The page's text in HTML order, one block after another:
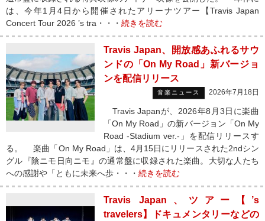
は、今年1月4日から開催されたアリーナツアー【Travis Japan
Concert Tour 2026 ’s tra・・・ 続きを読む
Travis Japan、開放感あふれるサウ
ンドの「On My Road」新バージョ
ンを配信リリース
音楽ニュース 2026年7月18日
Travis Japanが、2026年8月3日に楽曲
「On My Road」の新バージョン「On My
Road -Stadium ver.-」を配信リリースす
る。 楽曲「On My Road」は、4月15日にリリースされた2ndシン
グル『陰ニモ日向ニモ』の通常盤に収録された楽曲。大切な人たち
への感謝や「ともに未来へ歩・・・ 続きを読む
Travis Japan、ツアー【’s
travelers】ドキュメンタリーなどの